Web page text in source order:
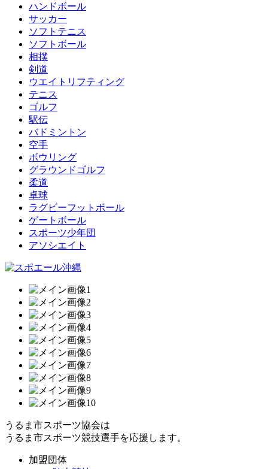
ハンドボール
サッカー
ソフトテニス
ソフトボール
相撲
剣道
ウエイトリフティング
テニス
ゴルフ
駅伝
バドミントン
空手
ボウリング
グラウンドゴルフ
柔道
卓球
ラグビーフットボール
ゲートボール
スポーツ少年団
アソシエイト
うるま市スポーツ協会は
うるま市スポーツ競技選手を応援します。
加盟団体